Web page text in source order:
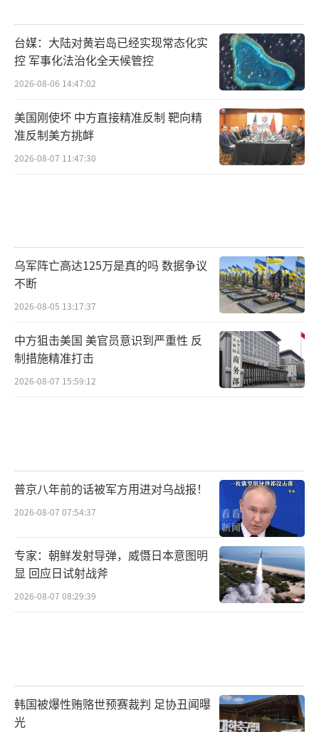
台媒：大陆对黄岩岛已经实现常态化实
控 军事化法治化全天候管控
2026-08-06 14:47:02
美国刚使坏 中方直接精准反制 靶向精
准反制美方挑衅
2026-08-07 11:47:30
乌军阵亡高达125万是真的吗 数据争议
不断
2026-08-05 13:17:37
中方狙击美国 美官员意识到严重性 反
制措施精准打击
2026-08-07 15:59:12
普京八年前的话被军方用进对乌战报！
2026-08-07 07:54:37
专家：朝鲜发射导弹，威慑日本意图明
显 回应日试射战斧
2026-08-07 08:29:39
韩国被爆性贿赂世预赛裁判 足协丑闻曝
光